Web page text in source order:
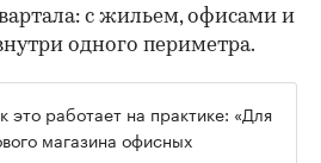
с жильем, офисами и
одного периметра.
это работает на практике: «Для
магазина офисных